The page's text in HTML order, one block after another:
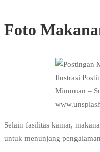
Foto
Ilustrasi
Minuman –
Selain fasilitas kamar,
untuk menunjang